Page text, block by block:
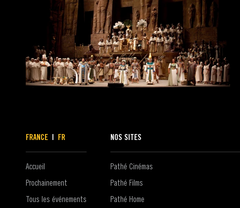
FRANCE | FR
Accueil
Prochainement
Tous les événements
NOS SITES
Pathé Cinémas
Pathé Films
Pathé Home